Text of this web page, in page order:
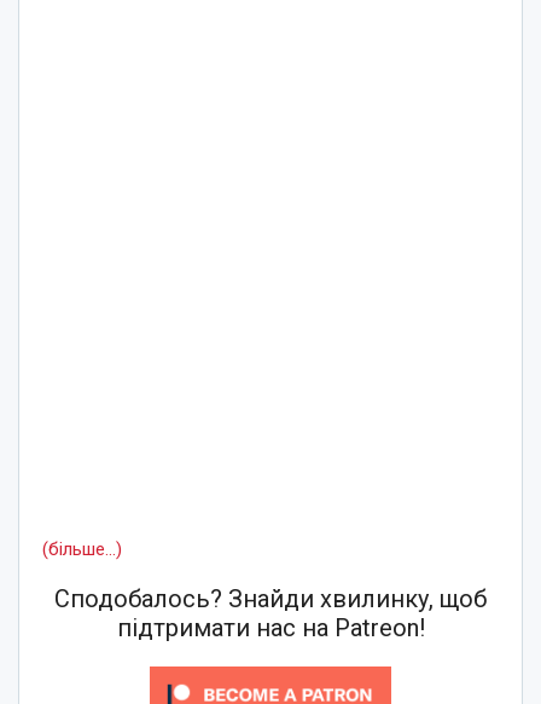
(більше…)
Сподобалось? Знайди хвилинку, щоб
підтримати нас на Patreon!